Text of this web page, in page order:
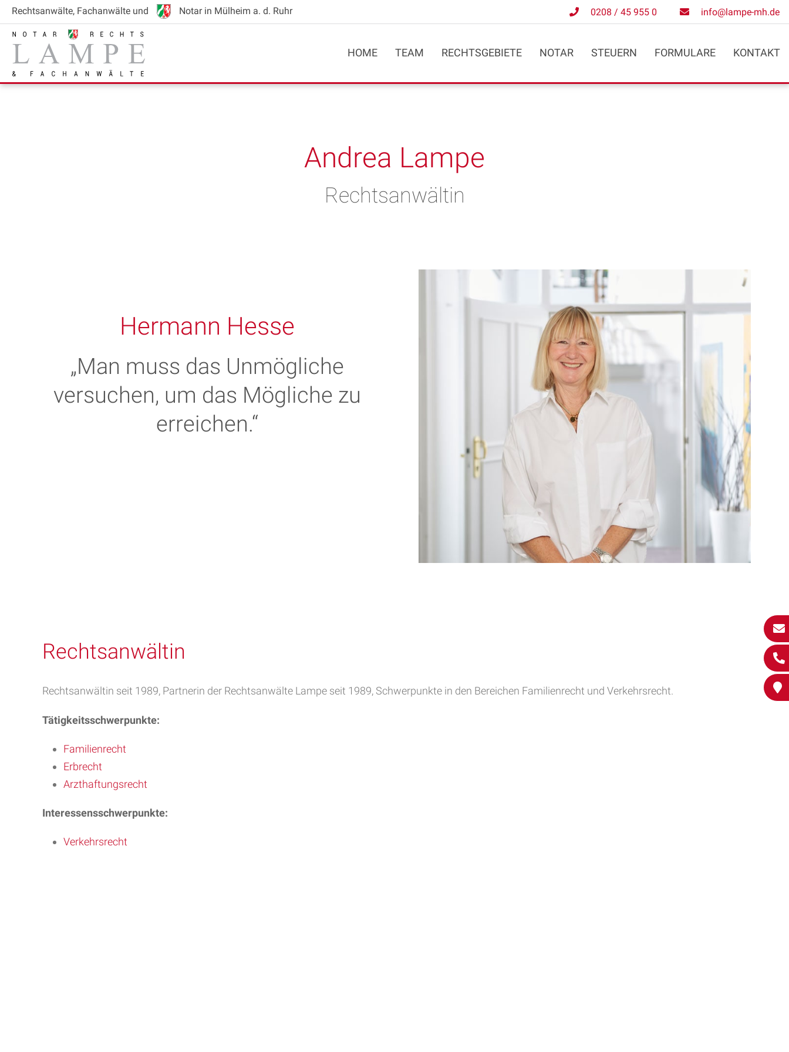
Rechtsanwälte, Fachanwälte und Notarin Mülheim a. d. Ruhr 0208 / 45 955 0 info@lampe-mh.de
HOME TEAM RECHTSGEBIETE NOTAR STEUERN FORMULARE KONTAKT
Andrea Lampe
Rechtsanwältin
Hermann Hesse
„Man muss das Unmögliche
versuchen, um das Mögliche zu
erreichen.“
Rechtsanwältin
Rechtsanwältin seit 1989, Partnerin der Rechtsanwälte Lampe seit 1989, Schwerpunkte in den Bereichen Familienrecht und Verkehrsrecht.
Tätigkeitsschwerpunkte:
Familienrecht
Erbrecht
Arzthaftungsrecht
Interessensschwerpunkte:
Verkehrsrecht